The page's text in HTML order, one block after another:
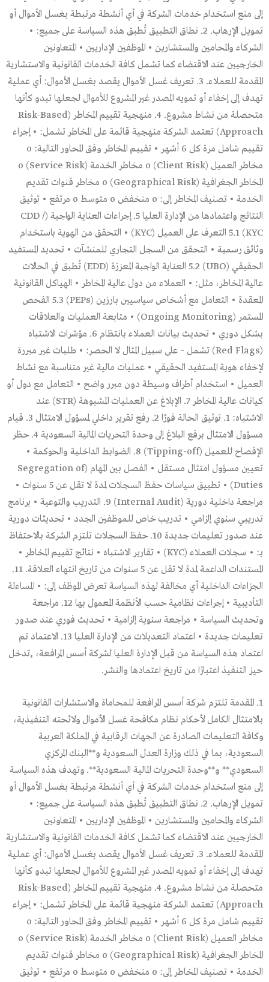
إلى منع استخدام خدمات الشركة في أي أنشطة مرتبطة بغسل الأموال أو
تمويل الإرهاب. 2. نطاق التطبيق تُطبق هذه السياسة على جميع: •
الشركاء والمحامين والمستشارين • الموظفين الإداريين • المتعاونين
الخارجيين عند الاقتضاء كما تشمل كافة الخدمات القانونية والاستشارية
المقدمة للعملاء. 3. تعريف غسل الأموال يقصد بغسل الأموال: أي عملية
تهدف إلى إخفاء أو تمويه المصدر غير المشروع للأموال لجعلها تبدو كأنها
متحصلة من نشاط مشروع. 4. منهجية تقييم المخاطر (Risk-Based
Approach) تعتمد الشركة منهجية قائمة على المخاطر تشمل: • إجراء
تقييم شامل مرة كل 6 أشهر • تقييم المخاطر وفق المحاور التالية: o
مخاطر العميل (Client Risk) o مخاطر الخدمة (Service Risk) o
المخاطر الجغرافية (Geographical Risk) o مخاطر قنوات تقديم
الخدمة • تصنيف المخاطر إلى: o منخفض o متوسط o مرتفع • توثيق
النتائج واعتمادها من الإدارة العليا 5. إجراءات العناية الواجبة (CDD /
KYC) 5.1 التعرف على العميل (KYC) • التحقق من الهوية باستخدام
وثائق رسمية • التحقق من السجل التجاري للمنشآت • تحديد المستفيد
الحقيقي (UBO) 5.2 العناية الواجبة المعززة (EDD) تُطبق في الحالات
عالية المخاطر، مثل: • العملاء من دول عالية المخاطر • الهياكل القانونية
المعقدة • التعامل مع أشخاص سياسيين بارزين (PEPs) 5.3 الفحص
المستمر (Ongoing Monitoring) • متابعة العمليات والعلاقات
بشكل دوري • تحديث بيانات العملاء بانتظام 6. مؤشرات الاشتباه
(Red Flags) تشمل – على سبيل المثال لا الحصر: • طلبات غير مبررة
لإخفاء هوية المستفيد الحقيقي • عمليات مالية غير متناسبة مع نشاط
العميل • استخدام أطراف وسيطة دون مبرر واضح • التعامل مع دول أو
كيانات عالية المخاطر 7. الإبلاغ عن العمليات المشبوهة (STR) عند
الاشتباه: 1. توثيق الحالة فورًا 2. رفع تقرير داخلي لمسؤول الامتثال 3. قيام
مسؤول الامتثال برفع البلاغ إلى وحدة التحريات المالية السعودية 4. حظر
الإفصاح للعميل (Tipping-off) 8. الضوابط الداخلية والحوكمة •
تعيين مسؤول امتثال مستقل • الفصل بين المهام (Segregation of
Duties) • تطبيق سياسات حفظ السجلات لمدة لا تقل عن 5 سنوات •
مراجعة داخلية دورية (Internal Audit) 9. التدريب والتوعية • برنامج
تدريبي سنوي إلزامي • تدريب خاص للموظفين الجدد • تحديثات دورية
عند صدور تعليمات جديدة 10. حفظ السجلات تلتزم الشركة بالاحتفاظ
بـ: • سجلات العملاء (KYC) • تقارير الاشتباه • نتائج تقييم المخاطر •
المستندات الداعمة لمدة لا تقل عن 5 سنوات من تاريخ انتهاء العلاقة. 11.
الجزاءات الداخلية أي مخالفة لهذه السياسة تعرض الموظف إلى: • المساءلة
التأديبية • إجراءات نظامية حسب الأنظمة المعمول بها 12. مراجعة
وتحديث السياسة • مراجعة سنوية إلزامية • تحديث فوري عند صدور
تعليمات جديدة • اعتماد التعديلات من الإدارة العليا 13. الاعتماد تم
اعتماد هذه السياسة من قبل الإدارة العليا لشركة أسس المرافعة، ,تدخل
حيز التنفيذ اعتبارًا من تاريخ اعتمادها والنشر.
1. المقدمة تلتزم شركة أسس المرافعة للمحاماة والاستشارات القانونية
بالامتثال الكامل لأحكام نظام مكافحة غسل الأموال ولائحته التنفيذية،
وكافة التعليمات الصادرة عن الجهات الرقابية في المملكة العربية
السعودية، بما في ذلك وزارة العدل السعودية و**البنك المركزي
السعودي** و**وحدة التحريات المالية السعودية**. وتهدف هذه السياسة
إلى منع استخدام خدمات الشركة في أي أنشطة مرتبطة بغسل الأموال أو
تمويل الإرهاب. 2. نطاق التطبيق تُطبق هذه السياسة على جميع: •
الشركاء والمحامين والمستشارين • الموظفين الإداريين • المتعاونين
الخارجيين عند الاقتضاء كما تشمل كافة الخدمات القانونية والاستشارية
المقدمة للعملاء. 3. تعريف غسل الأموال يقصد بغسل الأموال: أي عملية
تهدف إلى إخفاء أو تمويه المصدر غير المشروع للأموال لجعلها تبدو كأنها
متحصلة من نشاط مشروع. 4. منهجية تقييم المخاطر (Risk-Based
Approach) تعتمد الشركة منهجية قائمة على المخاطر تشمل: • إجراء
تقييم شامل مرة كل 6 أشهر • تقييم المخاطر وفق المحاور التالية: o
مخاطر العميل (Client Risk) o مخاطر الخدمة (Service Risk) o
المخاطر الجغرافية (Geographical Risk) o مخاطر قنوات تقديم
الخدمة • تصنيف المخاطر إلى: o منخفض o متوسط o مرتفع • توثيق